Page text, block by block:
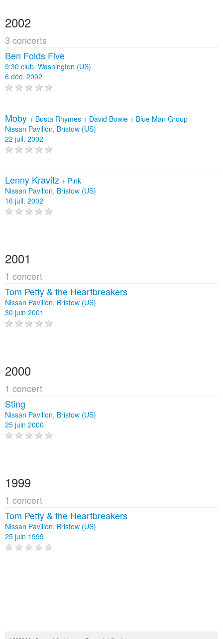
2002
3 concerts
Ben Folds Five
9:30 club, Washington (US)
6 déc. 2002
Moby + Busta Rhymes + David Bowie + Blue Man Group
Nissan Pavilion, Bristow (US)
22 juil. 2002
Lenny Kravitz + Pink
Nissan Pavilion, Bristow (US)
16 juil. 2002
2001
1 concert
Tom Petty & the Heartbreakers
Nissan Pavilion, Bristow (US)
30 juin 2001
2000
1 concert
Sting
Nissan Pavilion, Bristow (US)
25 juin 2000
1999
1 concert
Tom Petty & the Heartbreakers
Nissan Pavilion, Bristow (US)
25 juin 1999